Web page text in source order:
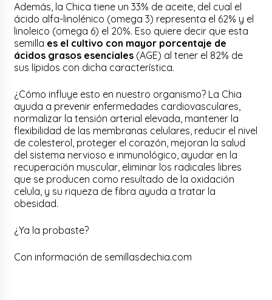
Además, la Chica tiene un 33% de aceite, del cual el
ácido alfa-linolénico (omega 3) representa el 62% y el
linoleico (omega 6) el 20%. Eso quiere decir que esta
semilla es el cultivo con mayor porcentaje de
ácidos grasos esenciales (AGE) al tener el 82% de
sus lípidos con dicha característica.
¿Cómo influye esto en nuestro organismo? La Chia
ayuda a prevenir enfermedades cardiovasculares,
normalizar la tensión arterial elevada, mantener la
flexibilidad de las membranas celulares, reducir el nivel
de colesterol, proteger el corazón, mejoran la salud
del sistema nervioso e inmunológico, ayudar en la
recuperación muscular, eliminar los radicales libres
que se producen como resultado de la oxidación
celula, y su riqueza de fibra ayuda a tratar la
obesidad.
¿Ya la probaste?
Con información de semillasdechia.com